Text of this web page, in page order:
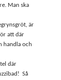
Man ska
är
att där
handla och
där
Så